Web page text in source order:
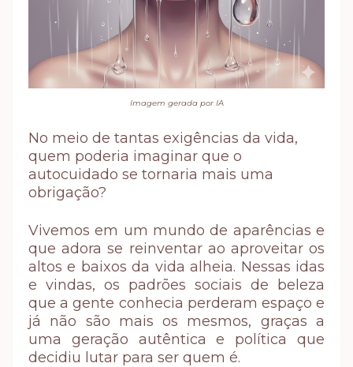
Imagem gerada por IA
No meio de tantas exigências da vida,
quem poderia imaginar que o
autocuidado se tornaria mais uma
obrigação?
Vivemos em um mundo de aparências e
que adora se reinventar ao aproveitar os
altos e baixos da vida alheia. Nessas idas
e vindas, os padrões sociais de beleza
que a gente conhecia perderam espaço e
já não são mais os mesmos, graças a
uma geração autêntica e política que
decidiu lutar para ser quem é.